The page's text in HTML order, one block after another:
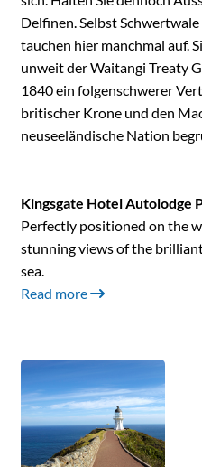
Delfinen. Selbst Schwertwale
tauchen hier manchmal auf.
unweit der Waitangi Treaty
1840 ein folgenschwerer
britischer Krone und den
neuseeländische Nation
Kingsgate Hotel Autolodge
Perfectly positioned on the
stunning views of the
sea.
Read more